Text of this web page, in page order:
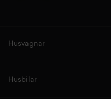
Husvagnar
Husbilar